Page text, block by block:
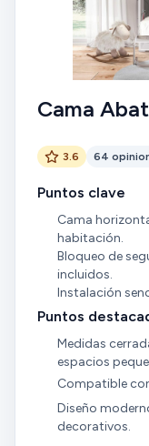
Cama
3.6 64
Puntos clave
Cama
habitación.
Bloqueo de
incluidos.
Instalación
Puntos
Medidas
espacios
Compatible
Diseño
decorativos.